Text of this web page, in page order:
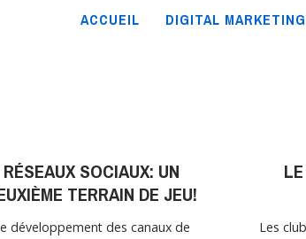
ACCUEIL DIGITAL MARKETING
RÉSEAUX SOCIAUX: UN
TERRAIN DE JEU!
développement des canaux de
Les